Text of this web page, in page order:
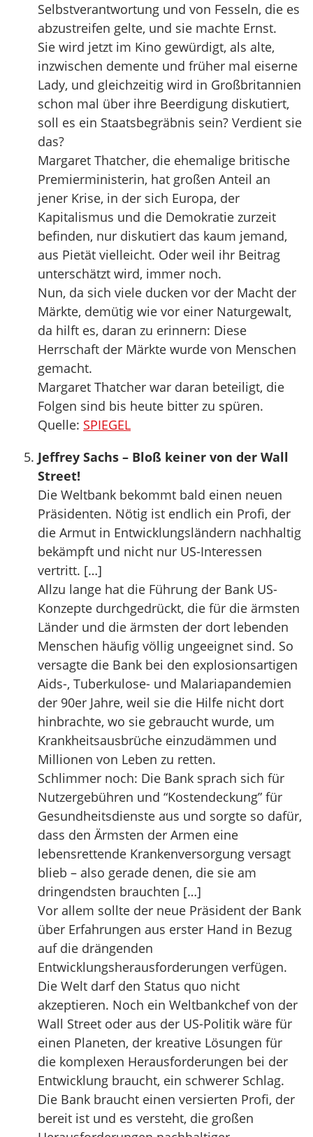
Selbstverantwortung und von Fesseln, die es
abzustreifen gelte, und sie machte Ernst.
Sie wird jetzt im Kino gewürdigt, als alte,
inzwischen demente und früher mal eiserne
Lady, und gleichzeitig wird in Großbritannien
schon mal über ihre Beerdigung diskutiert,
soll es ein Staatsbegräbnis sein? Verdient sie
das?
Margaret Thatcher, die ehemalige britische
Premierministerin, hat großen Anteil an
jener Krise, in der sich Europa, der
Kapitalismus und die Demokratie zurzeit
befinden, nur diskutiert das kaum jemand,
aus Pietät vielleicht. Oder weil ihr Beitrag
unterschätzt wird, immer noch.
Nun, da sich viele ducken vor der Macht der
Märkte, demütig wie vor einer Naturgewalt,
da hilft es, daran zu erinnern: Diese
Herrschaft der Märkte wurde von Menschen
gemacht.
Margaret Thatcher war daran beteiligt, die
Folgen sind bis heute bitter zu spüren.
Quelle: SPIEGEL
Jeffrey Sachs – Bloß keiner von der Wall
Street!
Die Weltbank bekommt bald einen neuen
Präsidenten. Nötig ist endlich ein Profi, der
die Armut in Entwicklungsländern nachhaltig
bekämpft und nicht nur US-Interessen
vertritt. […]
Allzu lange hat die Führung der Bank US-
Konzepte durchgedrückt, die für die ärmsten
Länder und die ärmsten der dort lebenden
Menschen häufig völlig ungeeignet sind. So
versagte die Bank bei den explosionsartigen
Aids-, Tuberkulose- und Malariapandemien
der 90er Jahre, weil sie die Hilfe nicht dort
hinbrachte, wo sie gebraucht wurde, um
Krankheitsausbrüche einzudämmen und
Millionen von Leben zu retten.
Schlimmer noch: Die Bank sprach sich für
Nutzergebühren und “Kostendeckung” für
Gesundheitsdienste aus und sorgte so dafür,
dass den Ärmsten der Armen eine
lebensrettende Krankenversorgung versagt
blieb – also gerade denen, die sie am
dringendsten brauchten […]
Vor allem sollte der neue Präsident der Bank
über Erfahrungen aus erster Hand in Bezug
auf die drängenden
Entwicklungsherausforderungen verfügen.
Die Welt darf den Status quo nicht
akzeptieren. Noch ein Weltbankchef von der
Wall Street oder aus der US-Politik wäre für
einen Planeten, der kreative Lösungen für
die komplexen Herausforderungen bei der
Entwicklung braucht, ein schwerer Schlag.
Die Bank braucht einen versierten Profi, der
bereit ist und es versteht, die großen